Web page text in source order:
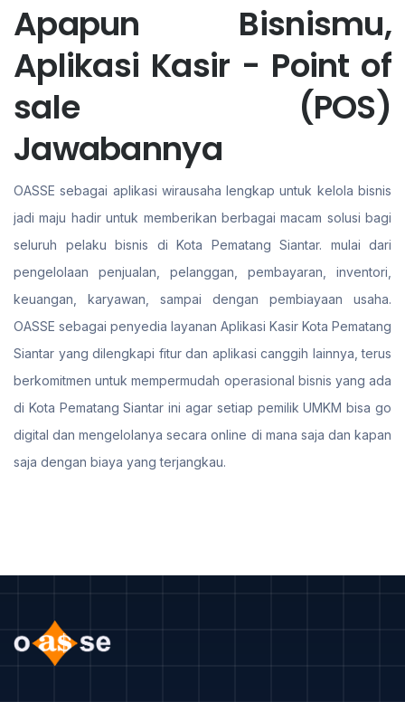
Apapun Bisnismu,
Aplikasi Kasir - Point of
sale (POS)
Jawabannya
OASSE sebagai aplikasi wirausaha lengkap untuk kelola bisnis
jadi maju hadir untuk memberikan berbagai macam solusi bagi
seluruh pelaku bisnis di Kota Pematang Siantar. mulai dari
pengelolaan penjualan, pelanggan, pembayaran, inventori,
keuangan, karyawan, sampai dengan pembiayaan usaha.
OASSE sebagai penyedia layanan Aplikasi Kasir Kota Pematang
Siantar yang dilengkapi fitur dan aplikasi canggih lainnya, terus
berkomitmen untuk mempermudah operasional bisnis yang ada
di Kota Pematang Siantar ini agar setiap pemilik UMKM bisa go
digital dan mengelolanya secara online di mana saja dan kapan
saja dengan biaya yang terjangkau.